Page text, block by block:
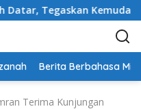
Tegaskan Kemudahan
Berita Berbahasa
Terima Kunjungan